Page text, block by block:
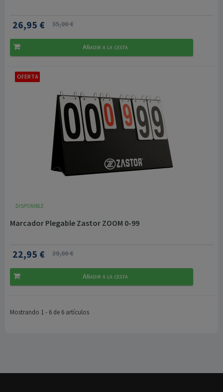
26,95 € 35,00 €
Añadir a la cesta
OFERTA
DISPONIBLE
Marcador Plegable Zastor ZOOM 0-99
22,95 € 30,00 €
Añadir a la cesta
Mostrando 1 - 6 de 6 artículos